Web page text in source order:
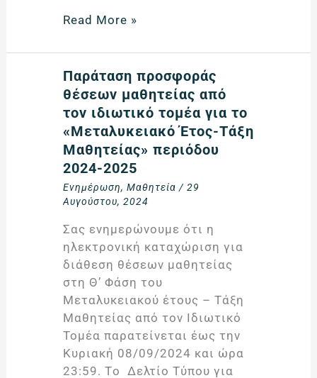
Read More »
Παράταση προσφοράς
θέσεων μαθητείας από
τον ιδιωτικό τομέα για το
«Μεταλυκειακό Έτος-Τάξη
Μαθητείας» περιόδου
2024-2025
Ενημέρωση, Μαθητεία / 29
Αυγούστου, 2024
Σας ενημερώνουμε ότι η
ηλεκτρονική καταχώριση για
διάθεση θέσεων μαθητείας
στη Θ’ Φάση του
Μεταλυκειακού έτους – Τάξη
Μαθητείας από τον Ιδιωτικό
Τομέα παρατείνεται έως την
Κυριακή 08/09/2024 και ώρα
23:59. Tο Δελτίο Τύπου για
Παράταση
προσφοράς
θέσεων
μαθητείας
από
τον
ιδιωτικό
τομέα
το
«Μεταλυκειακό
Έτος-
Τάξη
Μαθητείας»
περιόδου
2024-
2025